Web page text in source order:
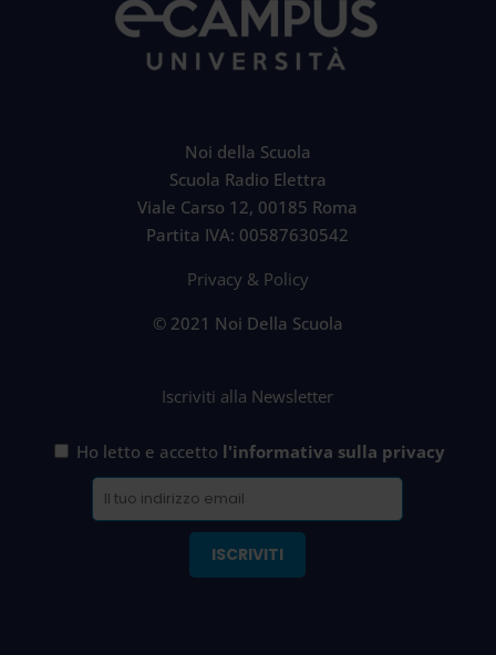
Noi della Scuola
Scuola Radio Elettra
Viale Carso 12, 00185 Roma
Partita IVA: 00587630542
Privacy & Policy
© 2021 Noi Della Scuola
Iscriviti alla Newsletter
Ho letto e accetto l'informativa sulla privacy